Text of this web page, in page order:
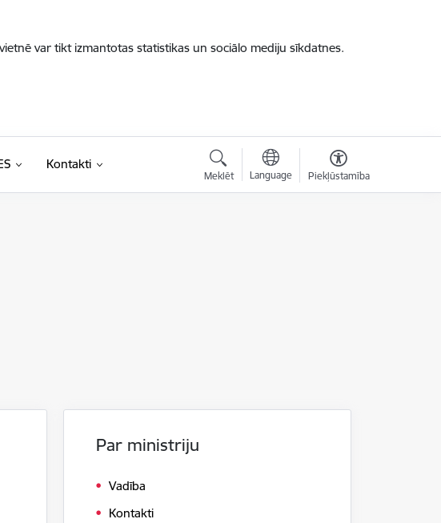
var tikt izmantotas statistikas un sociālo mediju sīkdatnes.
Kontakti
Meklēt Language Piekļūstamība
Par ministriju
Vadība
Kontakti